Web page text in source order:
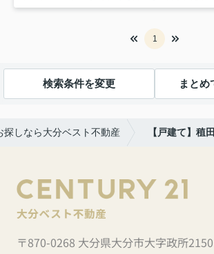
1
検索条件を変更 まとめ
探しなら大分ベスト不動産 【戸建て】稙
〒870-0268 大分県大分市大字政所2150